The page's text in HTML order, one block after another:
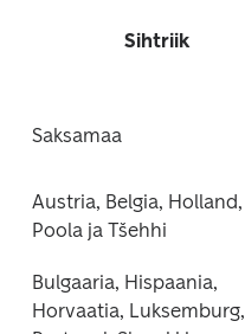
Sihtriik
Saksamaa
Austria, Belgia, Holland,
Poola ja Tšehhi
Bulgaaria, Hispaania,
Horvaatia, Luksemburg,